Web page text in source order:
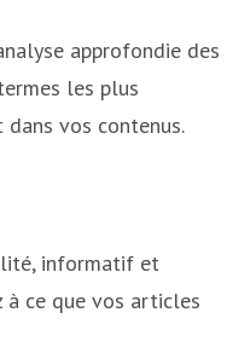
approfondie des
les plus
vos contenus.
informatif et
ce que vos articles